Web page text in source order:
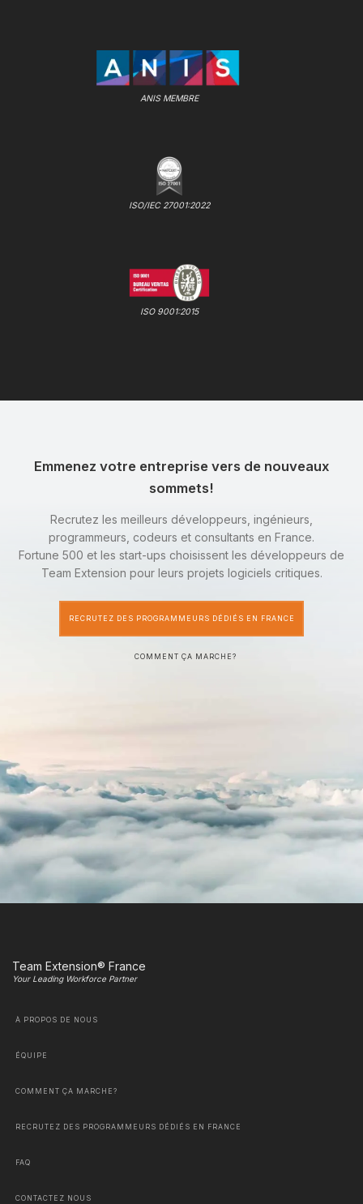
ANIS MEMBRE
ISO/IEC 27001:2022
ISO 9001:2015
Emmenez votre entreprise vers de nouveaux
sommets!
Recrutez les meilleurs développeurs, ingénieurs,
programmeurs, codeurs et consultants en France.
Fortune 500 et les start-ups choisissent les développeurs de
Team Extension pour leurs projets logiciels critiques.
RECRUTEZ DES PROGRAMMEURS DÉDIÉS EN FRANCE
COMMENT ÇA MARCHE?
Team Extension® France
Your Leading Workforce Partner
À PROPOS DE NOUS
ÉQUIPE
COMMENT ÇA MARCHE?
RECRUTEZ DES PROGRAMMEURS DÉDIÉS EN FRANCE
FAQ
CONTACTEZ NOUS